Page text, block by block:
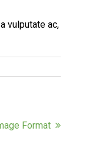
vulputate ac,
Format